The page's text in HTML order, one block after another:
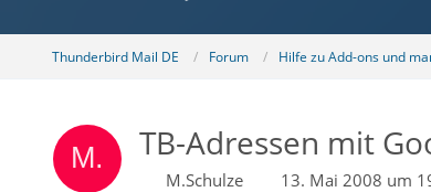
Thunderbird Mail DE Forum Hilfe zu Add-ons und
TB-Adressen mit
M.Schulze 13. Mai 2008 um